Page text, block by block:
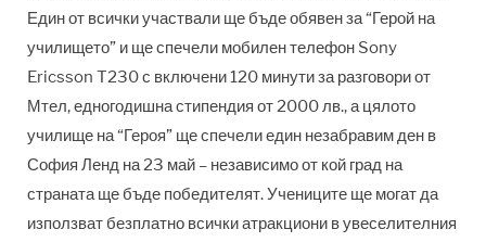
Един от всички участвали ще бъде обявен за “Герой на
училището” и ще спечели мобилен телефон Sony
Ericsson T230 с включени 120 минути за разговори от
Мтел, едногодишна стипендия от 2000 лв., а цялото
училище на “Героя” ще спечели един незабравим ден в
София Ленд на 23 май – независимо от кой град на
страната ще бъде победителят. Учениците ще могат да
използват безплатно всички атракциони в увеселителния